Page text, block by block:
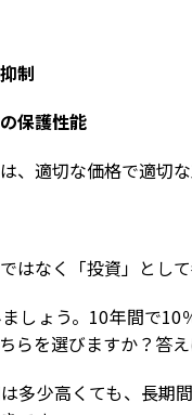
制
保護性能
、適切な価格で適切
はなく「投資」として
しょう。 10年間で10
らを選びますか？答え
多少高くても、長期